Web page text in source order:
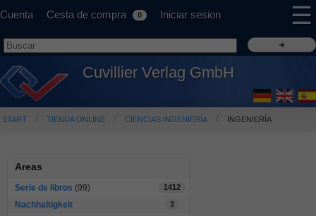
Cuenta Cesta de compra 0 Iniciar sesion ☰
Cuvillier Verlag GmbH
START TIENDA ONLINE CIENCIAS INGENIERÍA INGENIERÍA
Areas
Serie de libros (99) 1412
Nachhaltigkeit 3